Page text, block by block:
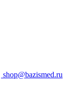
shop@bazismed.ru